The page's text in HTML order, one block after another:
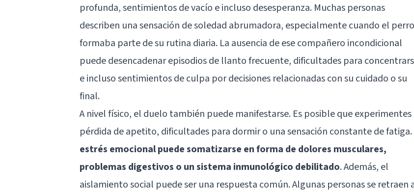
profunda, sentimientos de vacío e incluso desesperanza. Muchas personas
describen una sensación de soledad abrumadora, especialmente cuando el perro
formaba parte de su rutina diaria. La ausencia de ese compañero incondicional
puede desencadenar episodios de llanto frecuente, dificultades para
e incluso sentimientos de culpa por decisiones relacionadas con su cuidado o su
final.
A nivel físico, el duelo también puede manifestarse. Es posible que experimentes
pérdida de apetito, dificultades para dormir o una sensación constante de fatiga.
estrés emocional puede somatizarse en forma de dolores musculares,
problemas digestivos o un sistema inmunológico debilitado. Además, el
aislamiento social puede ser una respuesta común. Algunas personas se retraen